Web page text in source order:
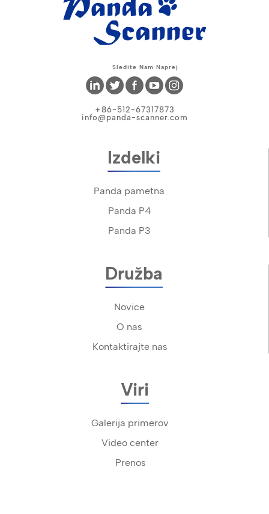
Sledite Nam Naprej
+86-512-67317873
info@panda-scanner.com
Izdelki
Panda pametna
Panda P4
Panda P3
Družba
Novice
O nas
Kontaktirajte nas
Viri
Galerija primerov
Video center
Prenos